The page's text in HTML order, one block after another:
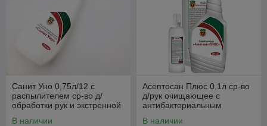
Санит Уно 0,75л/12 с
распылителем ср-во д/
обработки рук и экстренной
В наличии
Асептосан Плюс 0,1л ср-во
д/рук очищающее с
антибактериальным
В наличии